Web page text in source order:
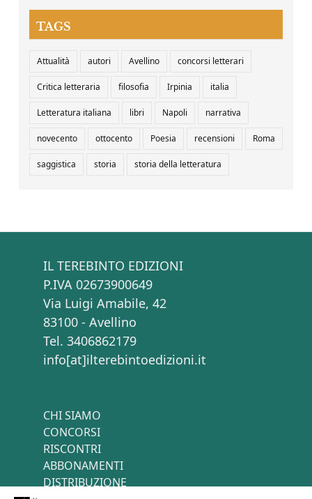
TAGS
Attualità autori Avellino concorsi letterari
Critica letteraria filosofia Irpinia italia
Letteratura italiana libri Napoli narrativa
novecento ottocento Poesia recensioni Roma
saggistica storia storia della letteratura
IL TEREBINTO EDIZIONI
P.IVA 02673900649
Via Luigi Amabile, 42
83100 - Avellino
Tel. 3406862179
info[at]ilterebintoedizioni.it
CHI SIAMO
CONCORSI
RISCONTRI
ABBONAMENTI
DISTRIBUZIONE